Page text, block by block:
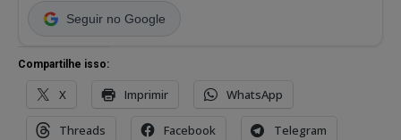
Seguir no Google
Compartilhe isso:
X Imprimir WhatsApp
Threads Facebook Telegram